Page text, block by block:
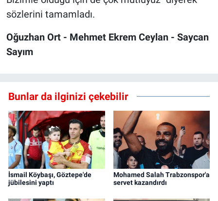
sözlerini tamamladı.
Oğuzhan Ort - Mehmet Ekrem Ceylan - Saycan
Sayım
Bunlar da ilginizi çekebilir
İsmail Köybaşı, Göztepe'de
jübilesini yaptı
Mohamed Salah Trabzonspor'a
servet kazandırdı